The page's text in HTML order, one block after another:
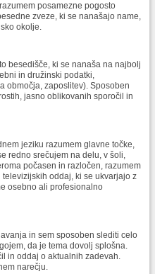
posamezne pogosto
zveze, ki se nanašajo name,
okolje.
besedišče, ki se nanaša na najbolj
in družinski podatki,
območja, zaposlitev). Sposoben
jasno oblikovanih sporočil in
jeziku razumem glavne točke,
redno srečujem na delu, v šoli,
počasen in razločen, razumem
oddaj, ki se ukvarjajo z
osebno ali profesionalno
in sem sposoben slediti celo
da je tema dovolj splošna.
in oddaj o aktualnih zadevah.
narečju.